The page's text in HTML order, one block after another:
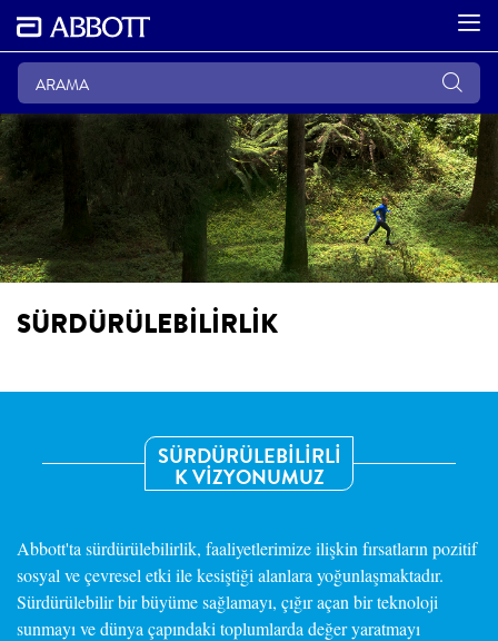
SÜRDÜRÜLEBİLİRLİK
SÜRDÜRÜLEBİLİRLİ
K VİZYONUMUZ
Abbott'ta sürdürülebilirlik, faaliyetlerimize ilişkin fırsatların pozitif
sosyal ve çevresel etki ile kesiştiği alanlara yoğunlaşmaktadır.
Sürdürülebilir bir büyüme sağlamayı, çığır açan bir teknoloji
sunmayı ve dünya çapındaki toplumlarda değer yaratmayı